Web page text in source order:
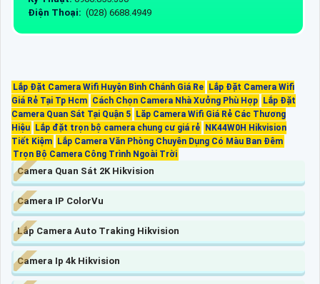
Điện Thoại: (028) 6688.4949
Lắp Đặt Camera Wifi Huyện Bình Chánh Giá Re Lắp Đặt Camera Wifi
Giá Rẻ Tại Tp Hcm Cách Chọn Camera Nhà Xưởng Phù Hợp Lắp Đặt
Camera Quan Sát Tại Quận 5 Lăp Camera Wifi Giá Rẻ Các Thương
Hiệu Lắp đặt trọn bộ camera chung cư giá rẻ NK44W0H Hikvision
Tiết Kiệm Lắp Camera Văn Phòng Chuyên Dụng Có Màu Ban Đêm
Trọn Bộ Camera Công Trình Ngoài Trời
Camera Quan Sát 2K Hikvision
Camera IP ColorVu
Lắp Camera Auto Traking Hikvision
Camera Ip 4k Hikvision